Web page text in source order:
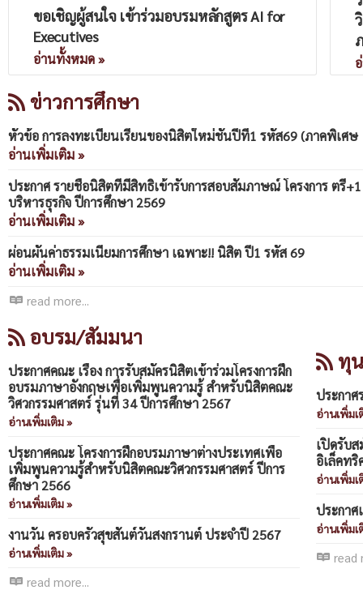
ขอเชิญผู้สนใจ เข้าร่วมอบรมหลักสูตร AI for
Executives
อ่านทั้งหมด »
ข่าวการศึกษา
หัวข้อ การลงทะเบียนเรียนของนิสิตใหม่ชั้นปีที่1 รหัส69 (ภาคพิเศษ
อ่านเพิ่มเติม »
ประกาศ รายชื่อนิสิตที่มีสิทธิ์เข้ารับการสอบสัมภาษณ์ โครงการ ตรี
บริหารธุรกิจ ปีการศึกษา 2569
อ่านเพิ่มเติม »
ผ่อนผันค่าธรรมเนียมการศึกษา เฉพาะ!! นิสิต ปี1 รหัส 69
อ่านเพิ่มเติม »
read more...
อบรม/สัมมนา
ประกาศคณะ เรื่อง การรับสมัครนิสิตเข้าร่วมโครงการฝึก
อบรมภาษาอังกฤษเพื่อเพิ่มพูนความรู้ สำหรับนิสิตคณะ
วิศวกรรมศาสตร์ รุ่นที่ 34 ปีการศึกษา 2567
อ่านเพิ่มเติม »
ประกาศคณะ โครงการฝึกอบรมภาษาต่างประเทศเพื่อ
เพิ่มพูนความรู้สำหรับนิสิตคณะวิศวกรรมศาสตร์ ปีการ
ศึกษา 2566
อ่านเพิ่มเติม »
งานวัน ครอบครัวสุขสันต์วันสงกรานต์ ประจำปี 2567
อ่านเพิ่มเติม »
read more...
ทุน
ประกาศ
อ่านเพิ่มเ
เปิดรับ
อิเล็คท
อ่านเพิ่มเ
ประกา
อ่านเพิ่มเ
read